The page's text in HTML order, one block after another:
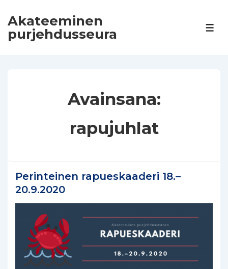
Siirry
pääsisältöön
Akateeminen
purjehdusseura
Avainsana:
rapujuhlat
Perinteinen rapueskaaderi 18.–
20.9.2020